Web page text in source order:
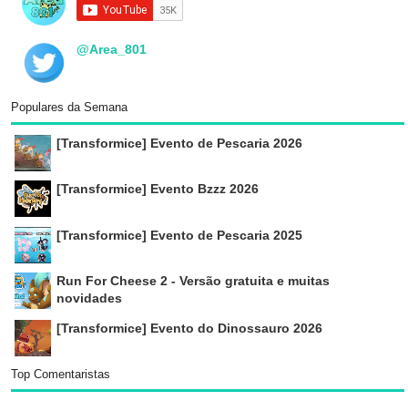
@Area_801
Populares da Semana
[Transformice] Evento de Pescaria 2026
[Transformice] Evento Bzzz 2026
[Transformice] Evento de Pescaria 2025
Run For Cheese 2 - Versão gratuita e muitas
novidades
[Transformice] Evento do Dinossauro 2026
Top Comentaristas